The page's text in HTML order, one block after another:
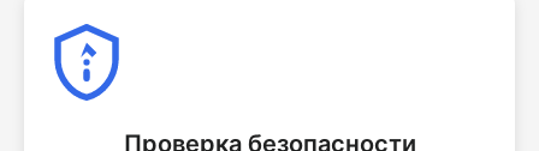
Проверка безопасности